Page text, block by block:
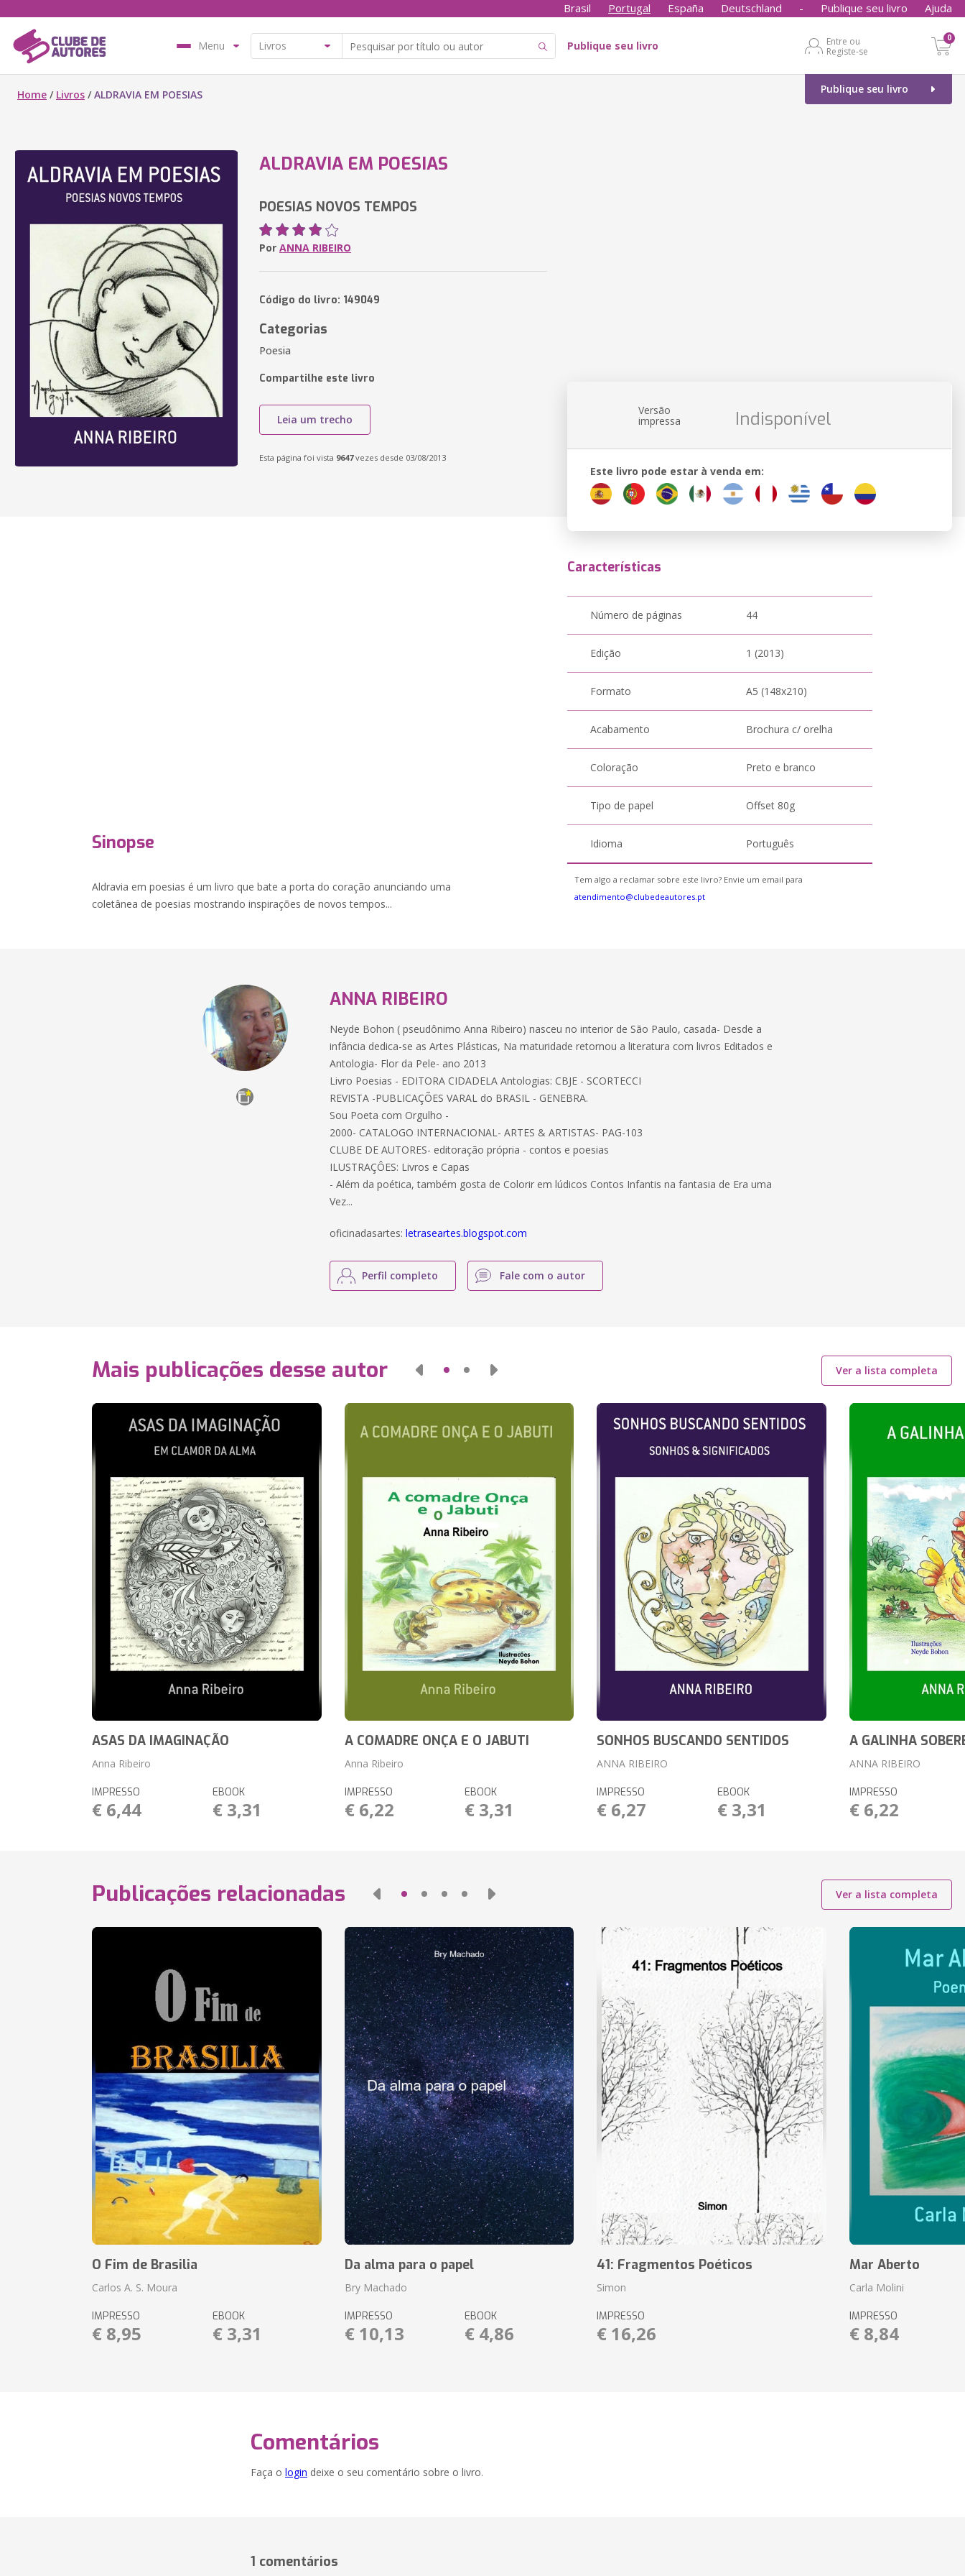
Brasil Portugal España Deutschland - Publique seu livro Ajuda
Menu Publique seu livro
Entre ou
Registe-se
0
Publique seu livro
Home / Livros /ALDRAVIA EM POESIAS
ALDRAVIA EM POESIAS
POESIAS NOVOS TEMPOS
Por ANNA RIBEIRO
Código do livro: 149049
Categorias
Poesia
Compartilhe este livro
Leia um trecho
Esta página foi vista 9647vezes desde 03/08/2013
Versão
impressa Indisponível
Este livro pode estar à venda em:
Sinopse
Aldravia em poesias é um livro que bate a porta do coração anunciando uma
coletânea de poesias mostrando inspirações de novos tempos...
Características
Número de páginas 44
Edição 1 (2013)
Formato A5 (148x210)
Acabamento Brochura c/ orelha
Coloração Preto e branco
Tipo de papel Offset 80g
Idioma Português
Tem algo a reclamar sobre este livro? Envie um email para
atendimento@clubedeautores.pt
ANNA RIBEIRO
Neyde Bohon ( pseudônimo Anna Ribeiro) nasceu no interior de São Paulo, casada- Desde a
infância dedica-se as Artes Plásticas, Na maturidade retornou a literatura com livros Editados e
Antologia- Flor da Pele- ano 2013
Livro Poesias - EDITORA CIDADELA Antologias: CBJE - SCORTECCI
REVISTA -PUBLICAÇÕES VARAL do BRASIL - GENEBRA.
Sou Poeta com Orgulho -
2000- CATALOGO INTERNACIONAL- ARTES & ARTISTAS- PAG-103
CLUBE DE AUTORES- editoração própria - contos e poesias
ILUSTRAÇÔES: Livros e Capas
- Além da poética, também gosta de Colorir em lúdicos Contos Infantis na fantasia de Era uma
Vez...
oficinadasartes:letraseartes.blogspot.com
Perfil completo Fale com o autor
Mais publicações desse autor Ver a lista completa
ASAS DA IMAGINAÇÃO
Anna Ribeiro
IMPRESSO
€ 6,44
EBOOK
€ 3,31
A COMADRE ONÇA E O JABUTI
Anna Ribeiro
IMPRESSO
€ 6,22
EBOOK
€ 3,31
SONHOS BUSCANDO SENTIDOS
ANNA RIBEIRO
IMPRESSO
€ 6,27
EBOOK
€ 3,31
A GALINHA
ANNA RIBEIRO
IMPRESSO
€ 6,22
Publicações relacionadas Ver a lista completa
O Fim de Brasilia
Carlos A. S. Moura
IMPRESSO
€ 8,95
EBOOK
€ 3,31
Da alma para o papel
Bry Machado
IMPRESSO
€ 10,13
EBOOK
€ 4,86
41: Fragmentos Poéticos
Simon
IMPRESSO
€ 16,26
Mar Aberto
Carla Molini
IMPRESSO
€ 8,84
Comentários
Faça o login deixe o seu comentário sobre o livro.
1 comentários